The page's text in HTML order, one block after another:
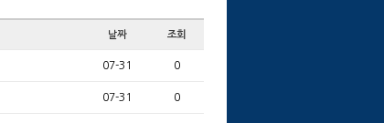
날짜 조회
07-31 0
07-31 0